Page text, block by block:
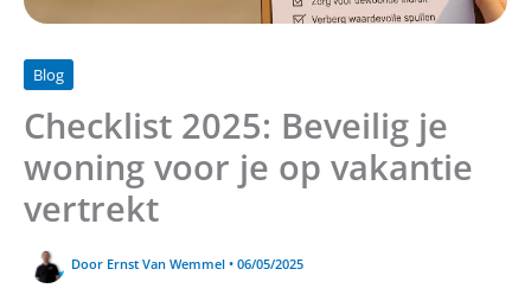
Blog
Checklist 2025: Beveilig je
woning voor je op vakantie
vertrekt
Door Ernst Van Wemmel • 06/05/2025